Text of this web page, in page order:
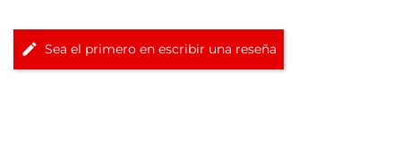
Sea el primero en escribir una reseña